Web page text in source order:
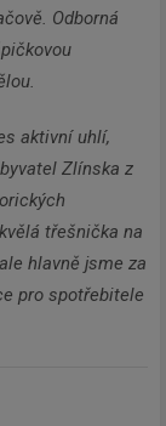
Odborná
aktivní uhlí,
Zlínska z
třešnička na
hlavně jsme za
pro spotřebitele